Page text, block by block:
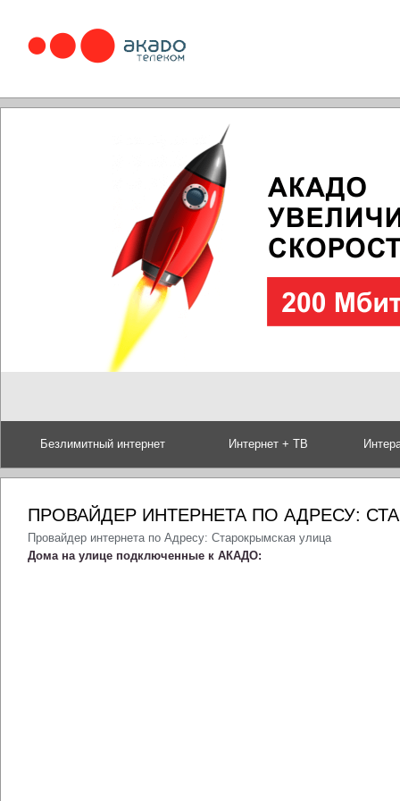
Безлимитный интернет Интернет + ТВ
ПРОВАЙДЕР ИНТЕРНЕТА ПО АДРЕСУ:
Провайдер интернета по Адресу: Старокрымская улица
Дома на улице подключенные к АКАДО: